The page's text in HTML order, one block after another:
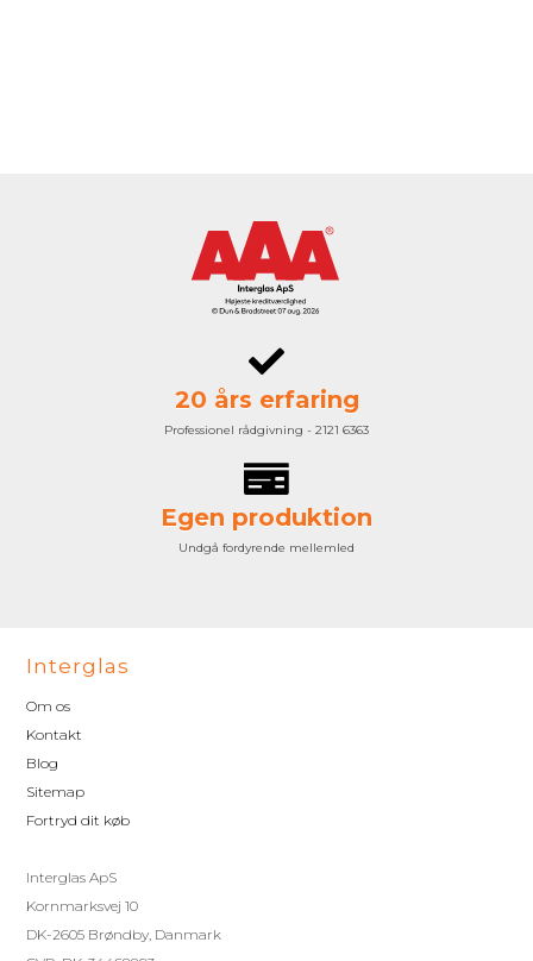
20 års erfaring
Professionel rådgivning - 2121 6363
Egen produktion
Undgå fordyrende mellemled
Interglas
Om os
Kontakt
Blog
Sitemap
Fortryd dit køb
Interglas ApS
Kornmarksvej 10
DK-2605 Brøndby, Danmark